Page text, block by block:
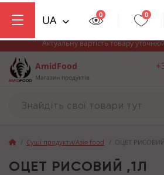
Актуальну вартість товару
AmidFood
Магазин продуктів
UA 0 0
Суші продукти/Азія food ОЦЕТ
ОЦЕТ РИСОВИЙ ,1Л